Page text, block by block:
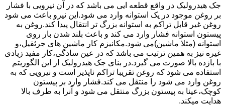
جک هیدرولیک در واقع قطعه ایی می باشد که در آن نیرویی با فشار
بر روغن موجود در یک استوانه وارد می شود.این نیرو باعث می شود
روغن غیر قابل تراکم به استوانه بزرگ تر انتقال پیدا کند.روغن به
پیستون استوانه فشار وارد می کند و باعث بلند شدن بار روی
استوانه (مثلا ماشین)می شود.مکانیزم کار ماشین های جرثقیل،و
غیره نیز به همین ترتیب می باشد که در عین سادگی،کار مفید زیادی
با بازده بالا صورت می گیرد.در بنای جک هیدرولیک از این الگوریتم
استفاده می شود که روغن تقریبا تراکم ناپذیر است و نیرویی که به
روغن وارد می شود را منتقل می کند.فشار وارد بر پیستون
کوچک،عینا به پیستون بزرگ منتقل می شود و آنرا به طرف بالا
هدایت میکند.